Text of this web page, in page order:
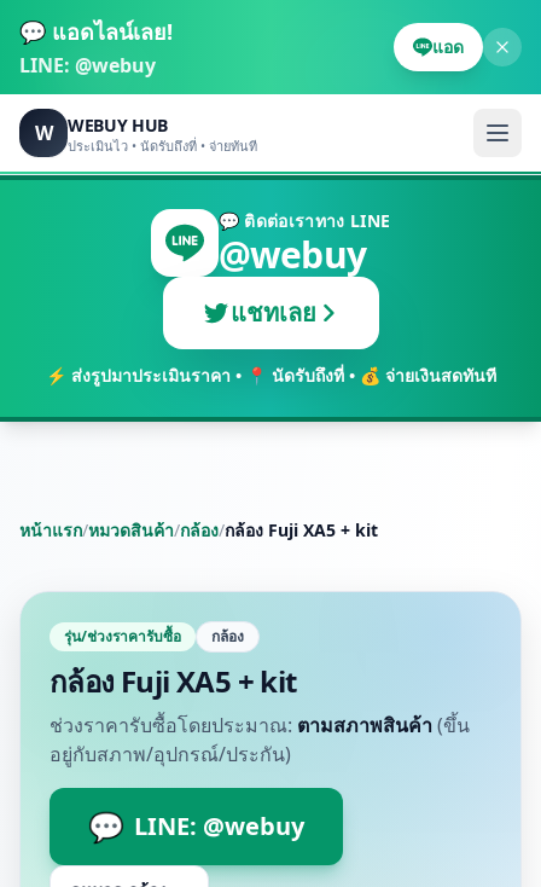
💬 แอดไลน์เลย!
LINE: @webuy
แอด
W WEBUY HUB
ประเมินไว • นัดรับถึงที่ • จ่ายทันที
💬 ติดต่อเราทาง LINE
@webuy
แชทเลย
⚡ ส่งรูปมาประเมินราคา • 📍 นัดรับถึงที่ • 💰 จ่ายเงินสดทันที
หน้าแรก/หมวดสินค้า/กล้อง/กล้อง Fuji XA5 + kit
รุ่น/ช่วงราคารับซื้อ กล้อง
กล้อง Fuji XA5 + kit
ช่วงราคารับซื้อโดยประมาณ: ตามสภาพสินค้า(ขึ้น
อยู่กับสภาพ/อุปกรณ์/ประกัน)
💬 LINE: @webuy